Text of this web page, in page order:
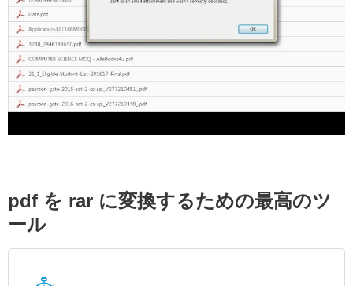
pdf を rar に変換するための最高のツ
ール